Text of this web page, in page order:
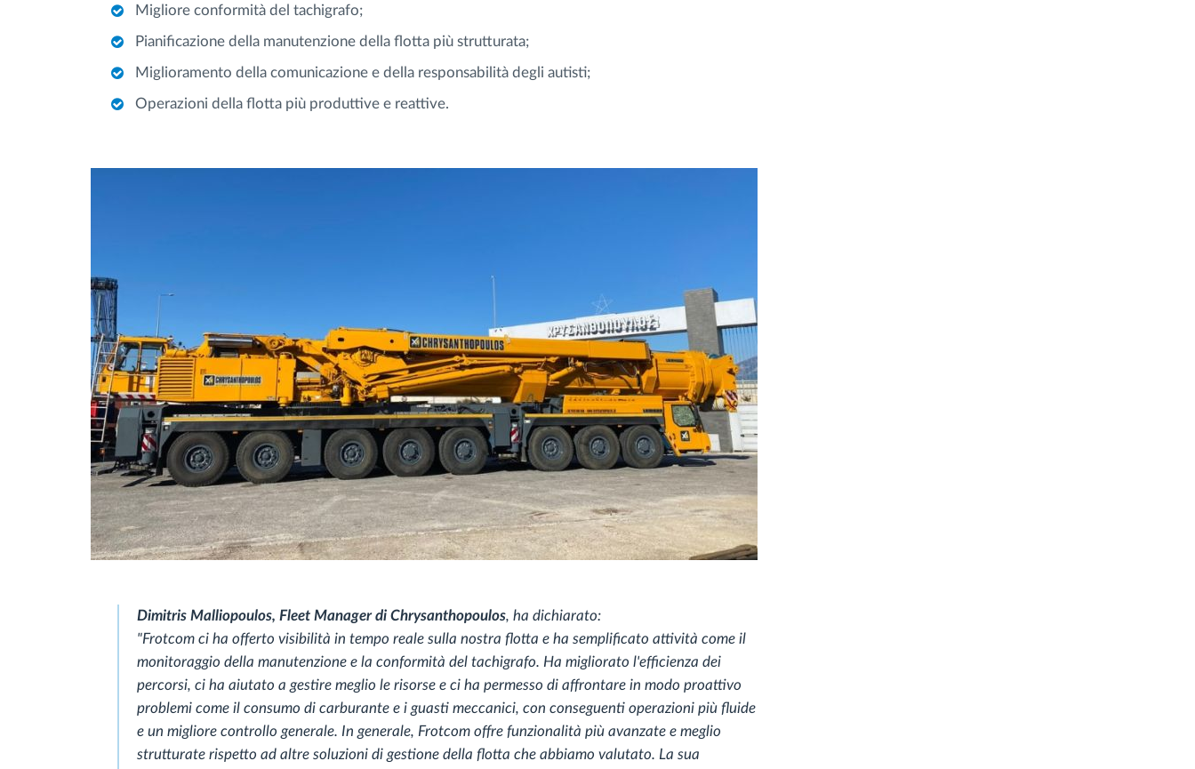
Migliore conformità del tachigrafo;
Pianificazione della manutenzione della flotta più strutturata;
Miglioramento della comunicazione e della responsabilità degli autisti;
Operazioni della flotta più produttive e reattive.
Dimitris Malliopoulos, Fleet Manager di Chrysanthopoulos, ha dichiarato:
"Frotcom ci ha offerto visibilità in tempo reale sulla nostra flotta e ha semplificato attività come il
monitoraggio della manutenzione e la conformità del tachigrafo. Ha migliorato l'efficienza dei
percorsi, ci ha aiutato a gestire meglio le risorse e ci ha permesso di affrontare in modo proattivo
problemi come il consumo di carburante e i guasti meccanici, con conseguenti operazioni più fluide
e un migliore controllo generale. In generale, Frotcom offre funzionalità più avanzate e meglio
strutturate rispetto ad altre soluzioni di gestione della flotta che abbiamo valutato. La sua